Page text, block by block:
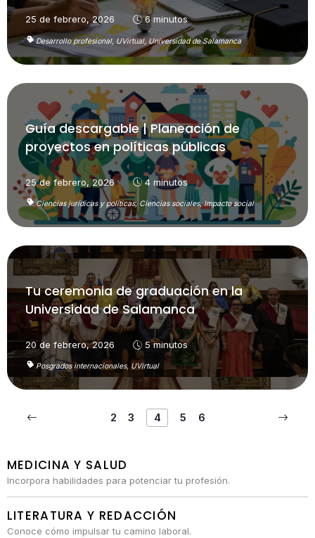
25 de febrero, 2026 6 minutos
Desarrollo profesional,UVirtual, Universidad de Salamanca
Guía descargable | Planeación de
proyectos en políticas públicas
25 de febrero, 2026 4 minutos
Ciencias jurídicas y políticas, Ciencias sociales,Impacto social
Tu ceremonia de graduación en la
Universidad de Salamanca
20 de febrero, 2026 5 minutos
Posgrados internacionales,UVirtual
2 3 4 5 6
MEDICINA Y SALUD
Incorpora habilidades para potenciar tu profesión.
LITERATURA Y REDACCIÓN
Conoce cómo impulsar tu camino laboral.